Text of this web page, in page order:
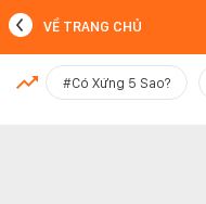
MỚI NHẤT
VỀ TRANG CHỦ
#Có Xứng 5 Sao?